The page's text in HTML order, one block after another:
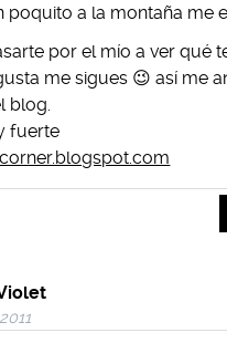
poquito a la montaña me
por el mío a ver qué
me sigues 😉 así me
blog.
fuerte